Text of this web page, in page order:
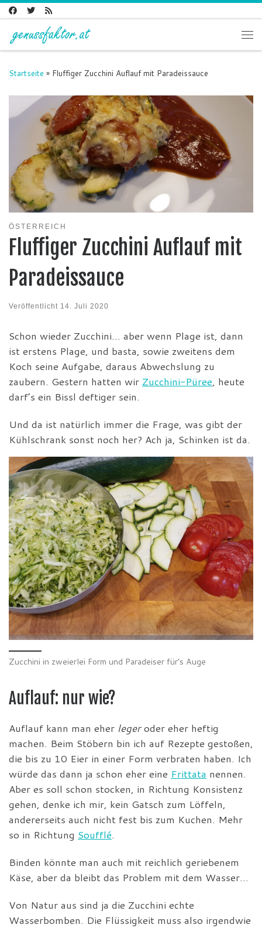
Zum Inhalt springen
Startseite » Fluffiger Zucchini Auflauf mit Paradeissauce
ÖSTERREICH
Fluffiger Zucchini Auflauf mit
Paradeissauce
Veröffentlicht 14. Juli 2020
Schon wieder Zucchini… aber wenn Plage ist, dann
ist erstens Plage, und basta, sowie zweitens dem
Koch seine Aufgabe, daraus Abwechslung zu
zaubern. Gestern hatten wir Zucchini-Püree, heute
darf’s ein Bissl deftiger sein.
Und da ist natürlich immer die Frage, was gibt der
Kühlschrank sonst noch her? Ach ja, Schinken ist da.
Zucchini in zweierlei Form und Paradeiser für’s Auge
Auflauf: nur wie?
Auflauf kann man eher legeroder eher heftig
machen. Beim Stöbern bin ich auf Rezepte gestoßen,
die bis zu 10 Eier in einer Form verbraten haben. Ich
würde das dann ja schon eher eine Frittata nennen.
Aber es soll schon stocken, in Richtung Konsistenz
gehen, denke ich mir, kein Gatsch zum Löffeln,
andererseits auch nicht fest bis zum Kuchen. Mehr
so in Richtung Soufflé.
Binden könnte man auch mit reichlich geriebenem
Käse, aber da bleibt das Problem mit dem Wasser…
Von Natur aus sind ja die Zucchini echte
Wasserbomben. Die Flüssigkeit muss also irgendwie